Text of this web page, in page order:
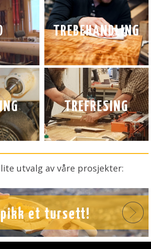
TREBEHANDLING
TREFRESING
utvalg av våre prosjekter:
et tursett!